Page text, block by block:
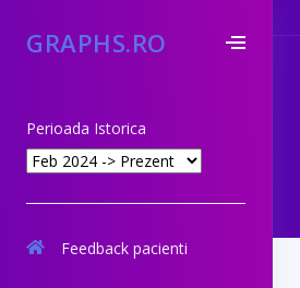
GRAPHS.RO
Perioada Istorica
Feedback pacienti